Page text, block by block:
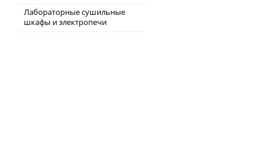
Лабораторные сушильные
шкафы и электропечи